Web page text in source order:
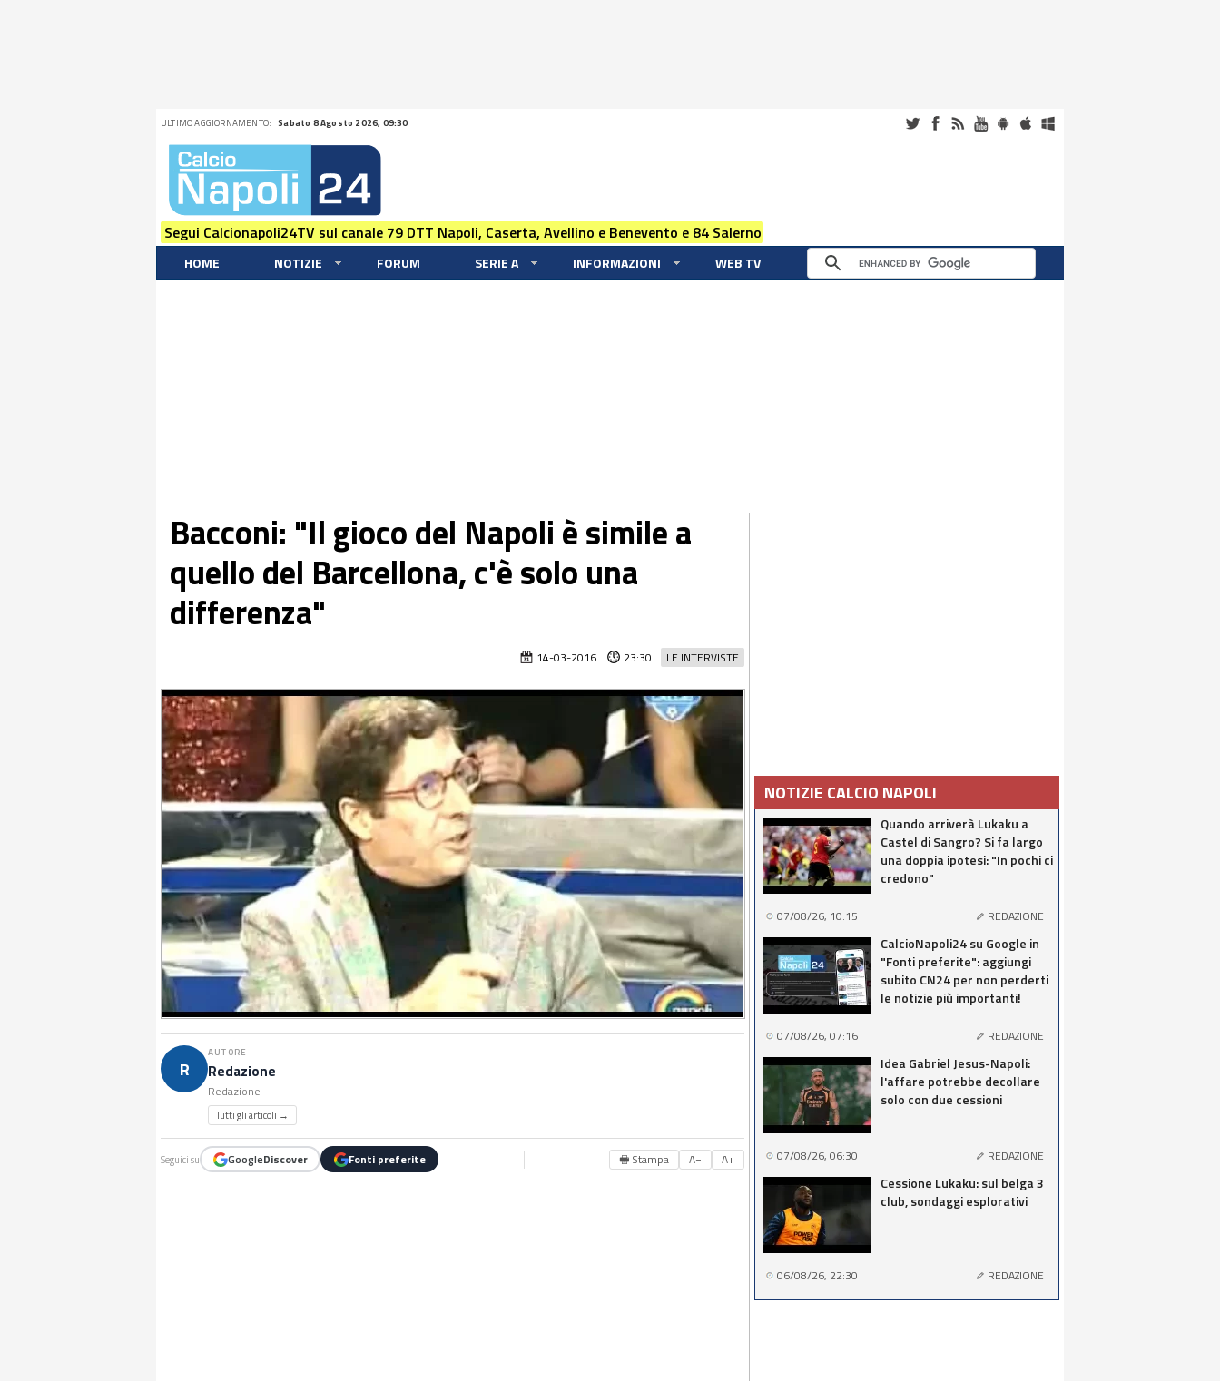
ULTIMO AGGIORNAMENTO: Sabato 8 Agosto 2026, 09:30
Segui Calcionapoli24TV sul canale 79 DTT Napoli, Caserta, Avellino e Benevento e 84 Salerno
HOME NOTIZIE FORUM SERIE A INFORMAZIONI WEB TV
Bacconi: "Il gioco del Napoli è simile a
quello del Barcellona, c'è solo una
differenza"
LE INTERVISTE
14-03-2016 23:30
R
AUTORE
Redazione
Redazione
Tutti gli articoli →
Seguici su GoogleDiscover Fonti preferite 🖶 Stampa A− A+
NOTIZIE CALCIO NAPOLI
Quando arriverà Lukaku a
Castel di Sangro? Si fa largo
una doppia ipotesi: "In pochi ci
credono"
07/08/26, 10:15 REDAZIONE
CalcioNapoli24 su Google in
"Fonti preferite": aggiungi
subito CN24 per non perderti
le notizie più importanti!
07/08/26, 07:16 REDAZIONE
Idea Gabriel Jesus-Napoli:
l'affare potrebbe decollare
solo con due cessioni
07/08/26, 06:30 REDAZIONE
Cessione Lukaku: sul belga 3
club, sondaggi esplorativi
06/08/26, 22:30 REDAZIONE